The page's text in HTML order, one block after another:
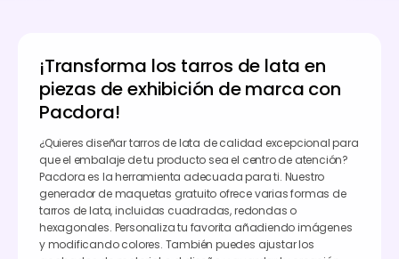
¡Transforma los tarros de lata en
piezas de exhibición de marca con
Pacdora!
¿Quieres diseñar tarros de lata de calidad excepcional para
que el embalaje de tu producto sea el centro de atención?
Pacdora es la herramienta adecuada para ti. Nuestro
generador de maquetas gratuito ofrece varias formas de
tarros de lata, incluidas cuadradas, redondas o
hexagonales. Personaliza tu favorita añadiendo imágenes
y modificando colores. También puedes ajustar los